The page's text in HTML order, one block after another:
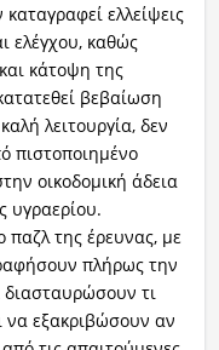
ελλείψεις
ελέγχου, καθώς
κάτοψη της
βεβαίωση
λειτουργία, δεν
πιστοποιημένο
οικοδομική άδεια
υγραερίου.
παζλ της έρευνας, με
πλήρως την
τι
να εξακριβώσουν αν